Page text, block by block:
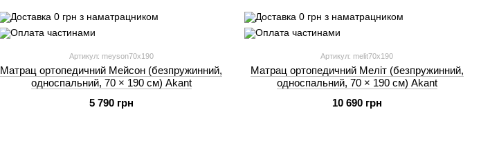
Артикул: meyson70x190
Матрац ортопедичний Мейсон (безпружинний,
односпальний, 70 × 190 см) Akant
5 790 грн
Артикул: melit70x190
Матрац ортопедичний Меліт (безпружинний,
односпальний, 70 × 190 см) Akant
10 690 грн